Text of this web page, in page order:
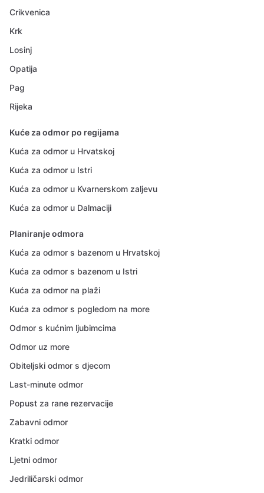
Crikvenica
Krk
Losinj
Opatija
Pag
Rijeka
Kuće za odmor po regijama
Kuća za odmor u Hrvatskoj
Kuća za odmor u Istri
Kuća za odmor u Kvarnerskom zaljevu
Kuća za odmor u Dalmaciji
Planiranje odmora
Kuća za odmor s bazenom u Hrvatskoj
Kuća za odmor s bazenom u Istri
Kuća za odmor na plaži
Kuća za odmor s pogledom na more
Odmor s kućnim ljubimcima
Odmor uz more
Obiteljski odmor s djecom
Last-minute odmor
Popust za rane rezervacije
Zabavni odmor
Kratki odmor
Ljetni odmor
Jedriličarski odmor